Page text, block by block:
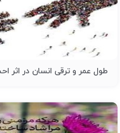
طول عمر و ترقی انسان در اثر